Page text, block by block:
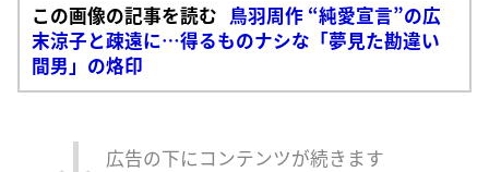
この画像の記事を読む 鳥羽周作 “純愛宣言”の広
末涼子と疎遠に…得るものナシな「夢見た勘違い
間男」の烙印
広告の下にコンテンツが続きます